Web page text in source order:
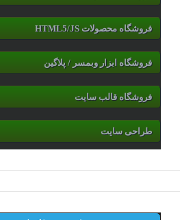
فروشگاه محصولات HTML5/JS
فروشگاه ابزار وبمسر / پلاگین
فروشگاه قالب سایت
طراحی سایت